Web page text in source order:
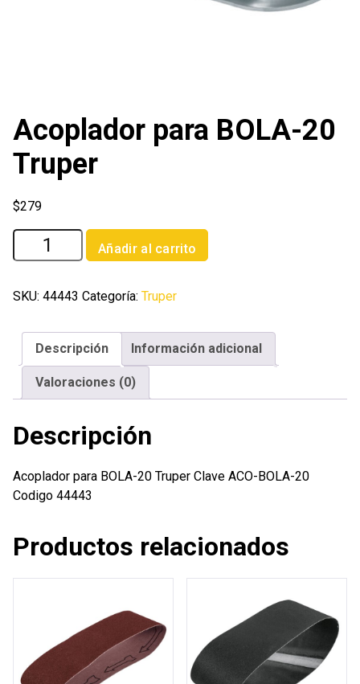
Acoplador para BOLA-20
Truper
$279
Acoplador
para
20
cantidad
Añadir al carrito
SKU: 44443 Categoría: Truper
Descripción Información adicional
Valoraciones (0)
Descripción
Acoplador para BOLA-20 Truper Clave ACO-BOLA-20
Codigo 44443
Productos relacionados